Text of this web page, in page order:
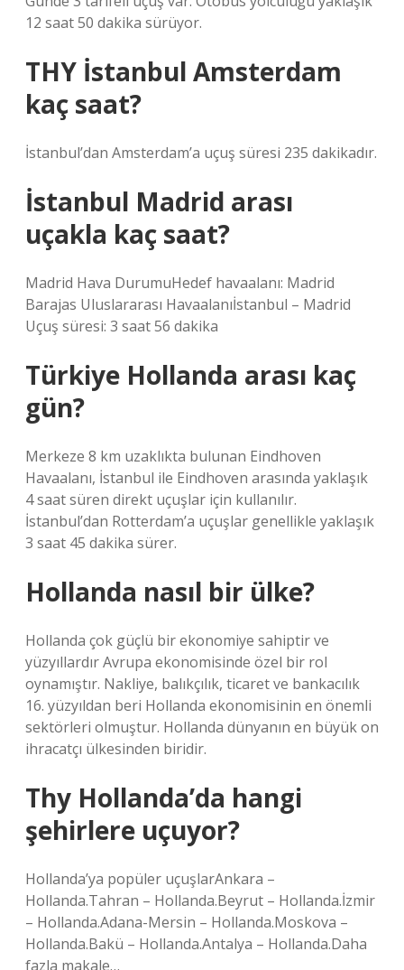
12 saat 50 dakika sürüyor.
THY İstanbul Amsterdam
kaç saat?
İstanbul’dan Amsterdam’a uçuş süresi 235 dakikadır.
İstanbul Madrid arası
uçakla kaç saat?
Madrid Hava DurumuHedef havaalanı: Madrid
Barajas Uluslararası Havaalanıİstanbul – Madrid
Uçuş süresi: 3 saat 56 dakika
Türkiye Hollanda arası kaç
gün?
Merkeze 8 km uzaklıkta bulunan Eindhoven
Havaalanı, İstanbul ile Eindhoven arasında yaklaşık
4 saat süren direkt uçuşlar için kullanılır.
İstanbul’dan Rotterdam’a uçuşlar genellikle yaklaşık
3 saat 45 dakika sürer.
Hollanda nasıl bir ülke?
Hollanda çok güçlü bir ekonomiye sahiptir ve
yüzyıllardır Avrupa ekonomisinde özel bir rol
oynamıştır. Nakliye, balıkçılık, ticaret ve bankacılık
16. yüzyıldan beri Hollanda ekonomisinin en önemli
sektörleri olmuştur. Hollanda dünyanın en büyük on
ihracatçı ülkesinden biridir.
Thy Hollanda’da hangi
şehirlere uçuyor?
Hollanda’ya popüler uçuşlarAnkara –
Hollanda.Tahran – Hollanda.Beyrut – Hollanda.İzmir
– Hollanda.Adana-Mersin – Hollanda.Moskova –
Hollanda.Bakü – Hollanda.Antalya – Hollanda.Daha
fazla makale…